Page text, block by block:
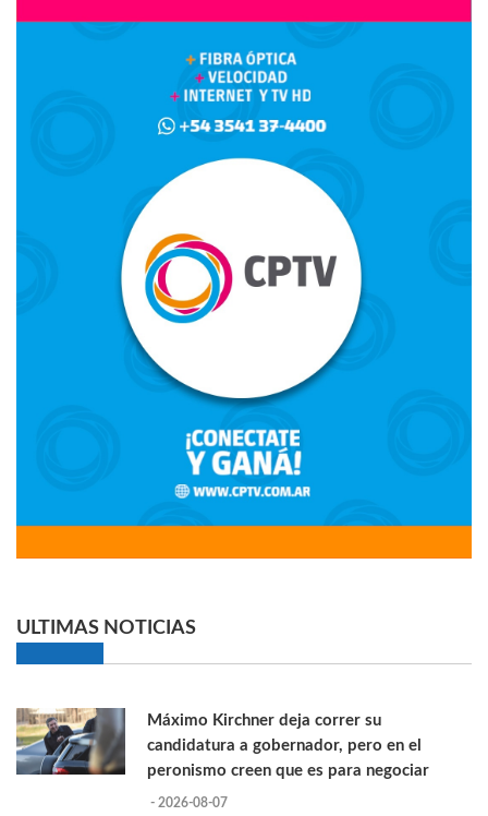
ULTIMAS NOTICIAS
Máximo Kirchner deja correr su
candidatura a gobernador, pero en el
peronismo creen que es para negociar
- 2026-08-07